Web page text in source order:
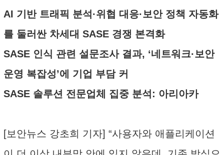
AI 기반 트래픽 분석·위협 대응·보안 정책 자동화
를 둘러싼 차세대 SASE 경쟁 본격화
SASE 인식 관련 설문조사 결과, ‘네트워크·보안
운영 복잡성’에 기업 부담 커
SASE 솔루션 전문업체 집중 분석: 아리아카
[보안뉴스 강초희 기자] “사용자와 애플리케이션